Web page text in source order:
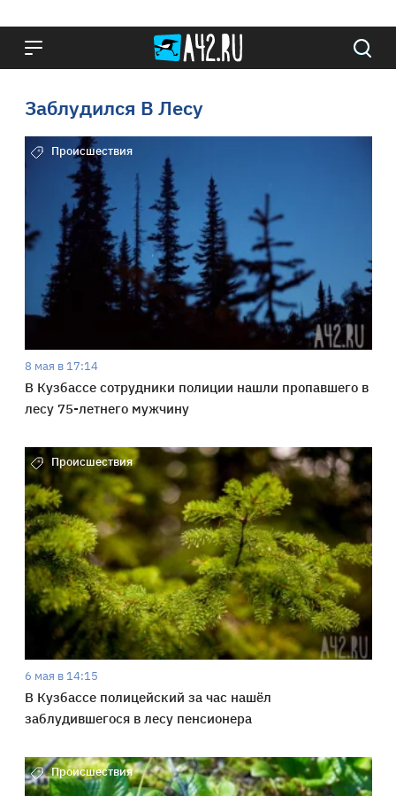
Заблудился В Лесу
Происшествия
8 мая в 17:14
В Кузбассе сотрудники полиции нашли пропавшего в
лесу 75-летнего мужчину
Происшествия
6 мая в 14:15
В Кузбассе полицейский за час нашёл
заблудившегося в лесу пенсионера
Происшествия